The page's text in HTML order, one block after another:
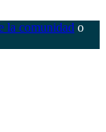
la comunidad o